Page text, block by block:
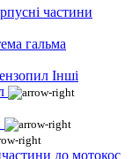
частини
гальма
Інші
до мотокос